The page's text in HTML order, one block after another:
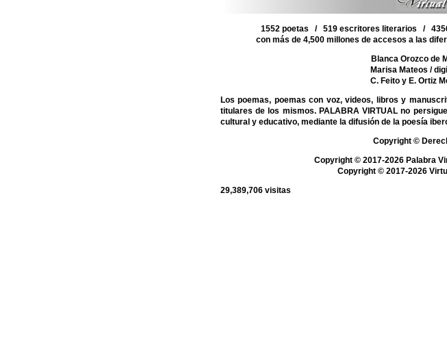
1552 poetas / 519 escritores literarios /
con más de 4,500 millones de accesos a las
Blanca Orozco de
Marisa Mateos /
C. Feito y E. Ortiz
Los poemas, poemas con voz, videos, libros y
titulares de los mismos. PALABRA VIRTUAL no
cultural y educativo, mediante la difusión de la poesía
Copyright ©
Copyright © 2017-2026 Palabra
Copyright © 2017-2026
29,389,706 visitas